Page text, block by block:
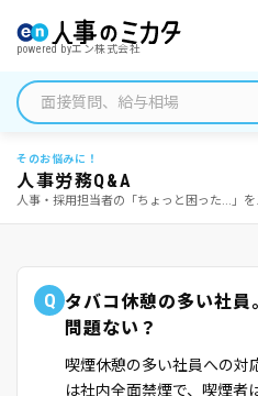
powered byエン株式会社
そのお悩みに！
人事労務Q&A
人事・採用担当者の「ちょっと困った...」を
Q タバコ休憩の多い社員
問題ない？
喫煙休憩の多い社員への対
は社内全面禁煙で、喫煙者